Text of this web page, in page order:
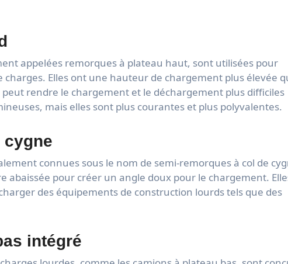
appelées remorques à plateau haut, sont utilisées pour
Elles ont une hauteur de chargement plus élevée
rendre le chargement et le déchargement plus difficiles
mais elles sont plus courantes et plus polyvalentes.
cygne
connues sous le nom de semi-remorques à col de
abaissée pour créer un angle doux pour le chargement.
des équipements de construction lourds tels que des
intégré